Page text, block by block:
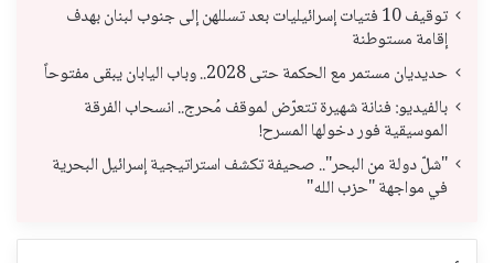
توقيف 10 فتيات إسرائيليات بعد تسللهن إلى جنوب لبنان بهدف
إقامة مستوطنة
حديديان مستمر مع الحكمة حتى 2028.. وباب اليابان يبقى مفتوحاً
بالفيديو: فنانة شهيرة تتعرّض لموقف مُحرج.. انسحاب الفرقة
الموسيقية فور دخولها المسرح!
"شلّ دولة من البحر".. صحيفة تكشف استراتيجية إسرائيل البحرية
في مواجهة "حزب الله"